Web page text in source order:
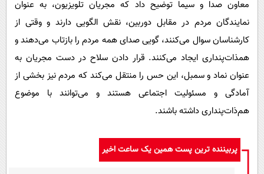
معاون صدا و سیما توضیح داد که مجریان تلویزیون، به عنوان
نمایندگان مردم در مقابل دوربین، نقش الگویی دارند و وقتی از
کارشناسان سوال می‌کنند، گویی صدای همه مردم را بازتاب می‌دهند و
همذات‌پنداری ایجاد می‌کنند. قرار دادن سلاح در دست مجریان به
عنوان نماد و سمبل، این حس را منتقل می‌کند که مردم نیز بخشی از
آمادگی و مسئولیت اجتماعی هستند و می‌توانند با موضوع
هم‌ذات‌پنداری داشته باشند.
پربیننده ترین پست همین یک ساعت اخیر